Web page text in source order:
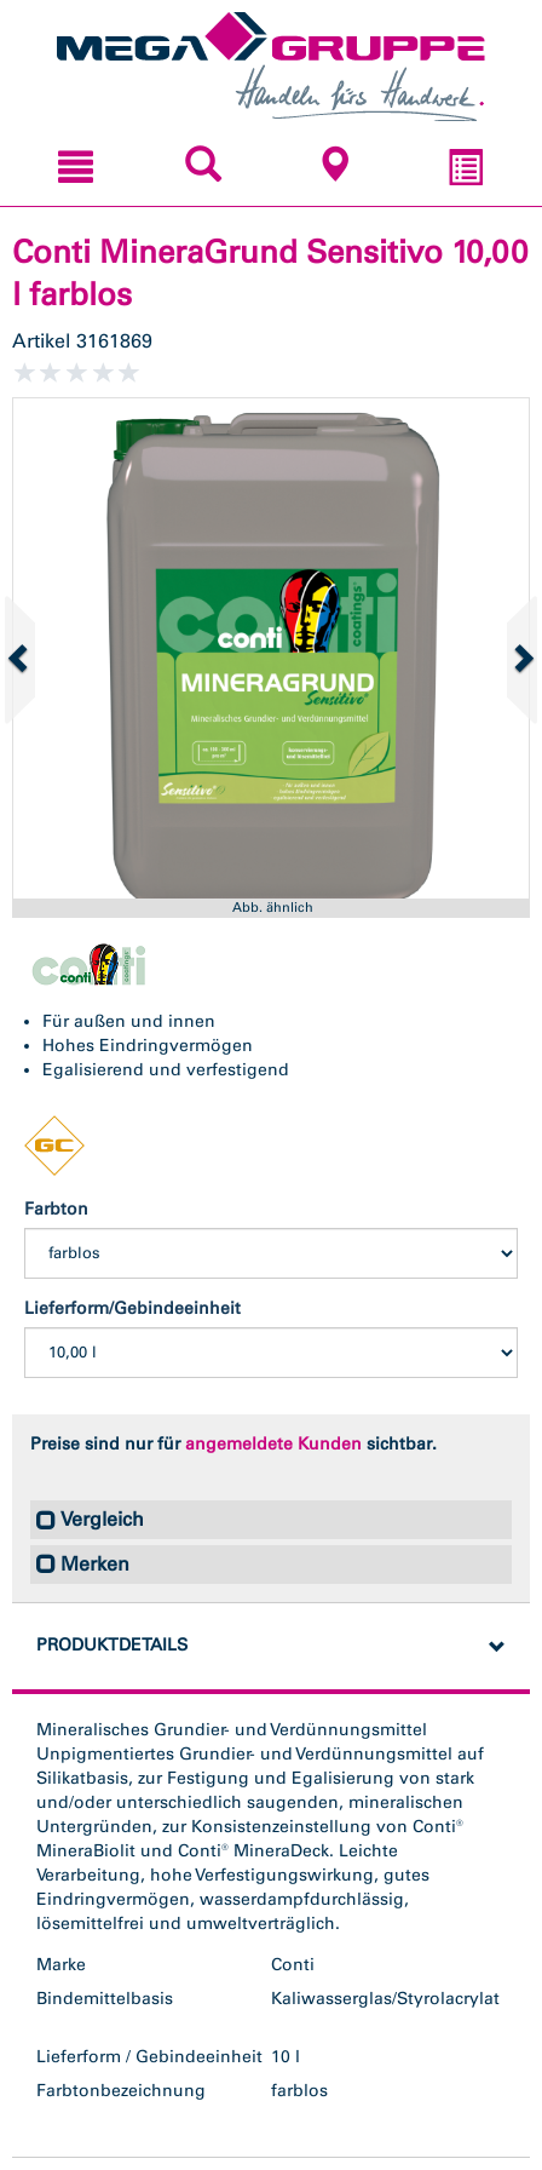
Conti MineraGrund Sensitivo 10,00
l farblos
Artikel 3161869
Abb. ähnlich
Für außen und innen
Hohes Eindringvermögen
Egalisierend und verfestigend
Farbton
Lieferform/Gebindeeinheit
Preise sind nur fürangemeldete Kunden sichtbar.
Vergleich
Merken
PRODUKTDETAILS
Mineralisches Grundier- und Verdünnungsmittel
Unpigmentiertes Grundier- und Verdünnungsmittel auf
Silikatbasis, zur Festigung und Egalisierung von stark
und/oder unterschiedlich saugenden, mineralischen
Untergründen, zur Konsistenzeinstellung von Conti®
MineraBiolit und Conti® MineraDeck. Leichte
Verarbeitung, hohe Verfestigungswirkung, gutes
Eindringvermögen, wasserdampfdurchlässig,
lösemittelfrei und umweltverträglich.
Marke
Conti
Bindemittelbasis
Kaliwasserglas/Styrolacrylat
Lieferform / Gebindeeinheit 10 l
Farbtonbezeichnung
farblos